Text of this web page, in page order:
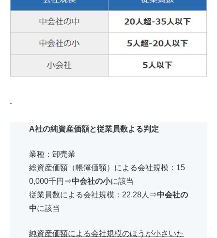
A社の純資産価額と従業員数よる判定
業種：卸売業
総資産価額（帳簿価額）による会社規模：15
0,000千円⇒中会社の小に該当
従業員数による会社規模：22.28人⇒中会社の
中に該当
純資産価額による会社規模のほうが小さいた